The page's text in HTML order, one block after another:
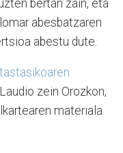
bertan zain, eta
abesbatzaren
abestu dute.
zein Orozkon,
materiala